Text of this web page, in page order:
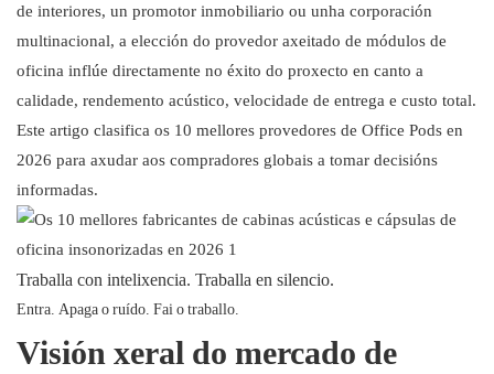
de interiores, un promotor inmobiliario ou unha corporación
multinacional, a elección do provedor axeitado de módulos de
oficina inflúe directamente no éxito do proxecto en canto a
calidade, rendemento acústico, velocidade de entrega e custo total.
Este artigo clasifica os 10 mellores provedores de Office Pods en
2026 para axudar aos compradores globais a tomar decisións
informadas.
Traballa con intelixencia. Traballa en silencio.
Entra. Apaga o ruído. Fai o traballo.
Visión xeral do mercado de